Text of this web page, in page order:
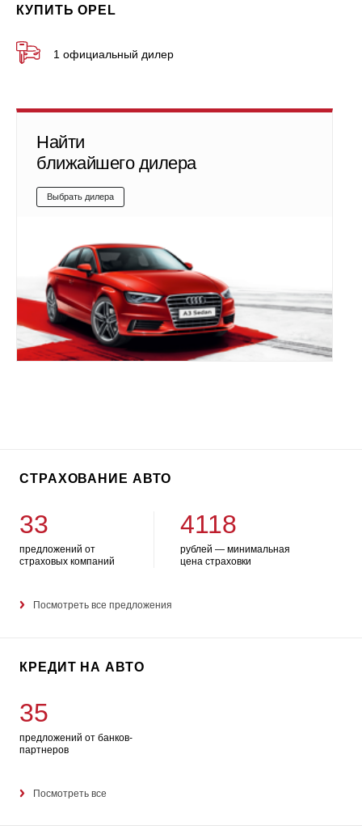
КУПИТЬ OPEL
1 официальный дилер
Найти
ближайшего дилера
Выбрать дилера
СТРАХОВАНИЕ АВТО
33
предложений от
страховых компаний
4118
рублей — минимальная
цена страховки
Посмотреть все предложения
КРЕДИТ НА АВТО
35
предложений от банков-
партнеров
Посмотреть все